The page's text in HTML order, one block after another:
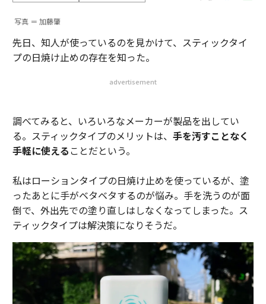
写真 ＝ 加藤肇
先日、知人が使っているのを見かけて、スティックタイ
プの日焼け止めの存在を知った。
advertisement
調べてみると、いろいろなメーカーが製品を出してい
る。スティックタイプのメリットは、 手を汚すことなく
手軽に使える ことだという。
私はローションタイプの日焼け止めを使っているが、塗
ったあとに手がベタベタするのが悩み。手を洗うのが面
倒で、外出先での塗り直しはしなくなってしまった。ス
ティックタイプは解決策になりそうだ。